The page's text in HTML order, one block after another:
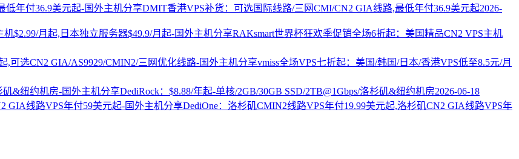
DMIT香港VPS补货：可选国际线路/三网CMI/CN2 GIA线路,最低年付36.9美元起2026-
RAKsmart世界杯狂欢季促销全场6折起：美国精品CN2 VPS主机
vmiss全场VPS七折起：美国/韩国/日本/香港VPS低至8.5元/月
DediRock：$8.88/年起-单核/2GB/30GB SSD/2TB@1Gbps/洛杉矶&纽约机房2026-06-18
DediOne：洛杉矶CMIN2线路VPS年付19.99美元起,洛杉矶CN2 GIA线路VPS年